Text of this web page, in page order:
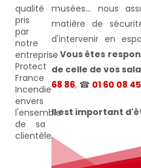
musées... nous
matière de
d'intervenir en
... Vous êtes
de celle de vos
68 86, ☎ 01 60 08
Il est important